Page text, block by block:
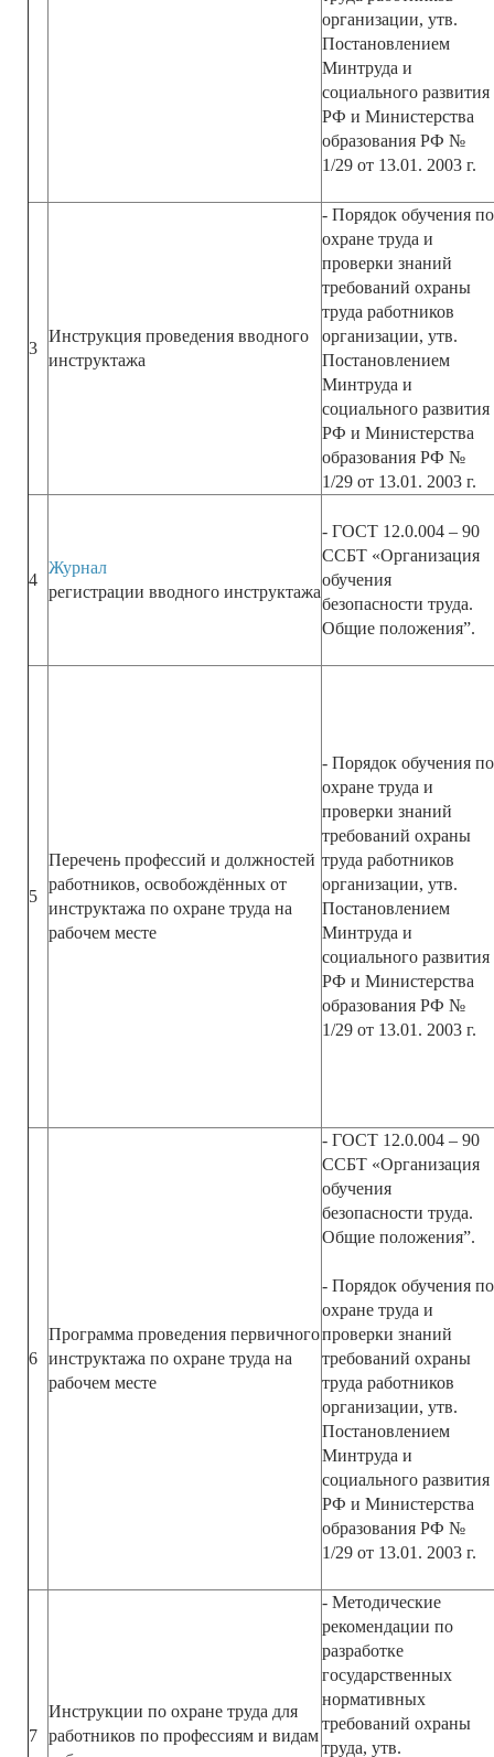
организации, утв.
Постановлением
Минтруда и
социального развития
РФ и Министерства
образования РФ №
1/29 от 13.01. 2003 г.
3
Инструкция проведения вводного
инструктажа
- Порядок обучения по
охране труда и
проверки знаний
требований охраны
труда работников
организации, утв.
Постановлением
Минтруда и
социального развития
РФ и Министерства
образования РФ №
1/29 от 13.01. 2003 г.
4
Журнал
регистрации вводного инструктажа
- ГОСТ 12.0.004 – 90
ССБТ «Организация
обучения
безопасности труда.
Общие положения”.
5
Перечень профессий и должностей
работников, освобождённых от
инструктажа по охране труда на
рабочем месте
- Порядок обучения по
охране труда и
проверки знаний
требований охраны
труда работников
организации, утв.
Постановлением
Минтруда и
социального развития
РФ и Министерства
образования РФ №
1/29 от 13.01. 2003 г.
6
Программа проведения первичного
инструктажа по охране труда на
рабочем месте
- ГОСТ 12.0.004 – 90
ССБТ «Организация
обучения
безопасности труда.
Общие положения”.
- Порядок обучения по
охране труда и
проверки знаний
требований охраны
труда работников
организации, утв.
Постановлением
Минтруда и
социального развития
РФ и Министерства
образования РФ №
1/29 от 13.01. 2003 г.
7
Инструкции по охране труда для
работников по профессиям и видам
- Методические
рекомендации по
разработке
государственных
нормативных
требований охраны
труда, утв.